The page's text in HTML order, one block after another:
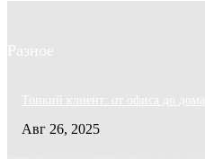
Разное
Тонкий клиент: от офиса до дома
Авг 26, 2025